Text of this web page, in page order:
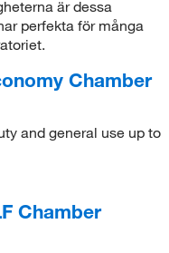
är dessa
perfekta för många
Chamber
and general use up to
Chamber